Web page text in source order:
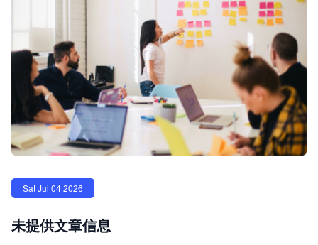
Sat Jul 04 2026
未提供文章信息